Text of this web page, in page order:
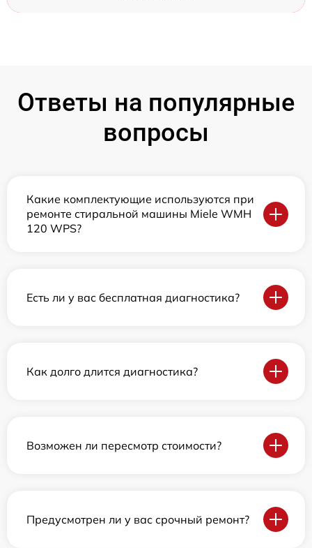
Ответы на популярные
вопросы
Какие комплектующие используются при
ремонте стиральной машины Miele WMH
120 WPS?
Есть ли у вас бесплатная диагностика?
Как долго длится диагностика?
Возможен ли пересмотр стоимости?
Предусмотрен ли у вас срочный ремонт?